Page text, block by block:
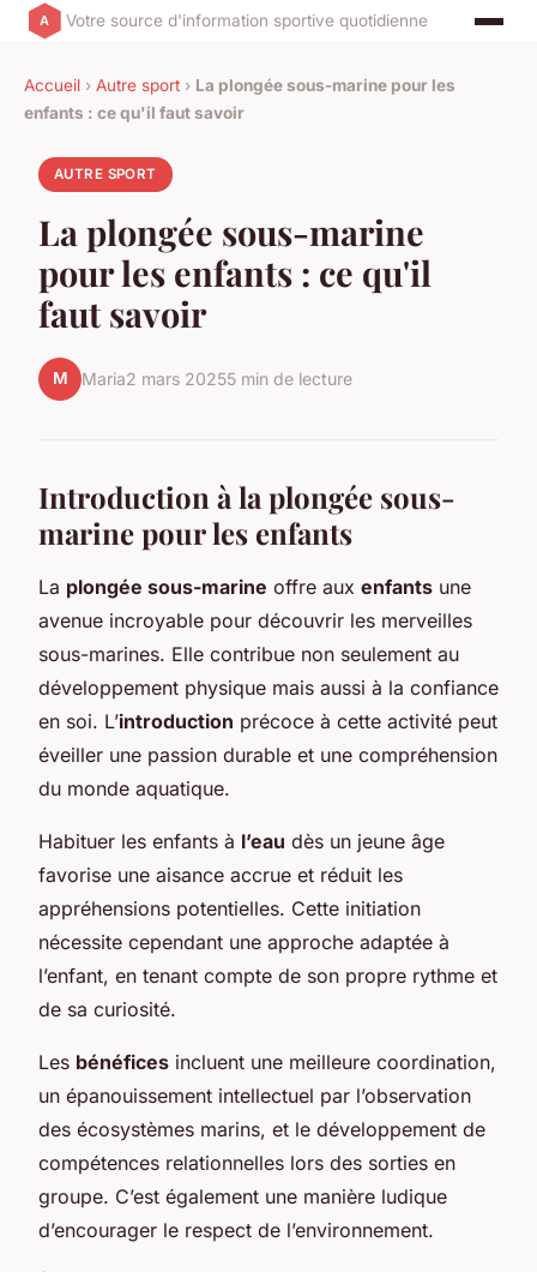
Votre source d'information sportive quotidienne
Accueil › Autre sport › La plongée sous-marine pour les
enfants : ce qu'il faut savoir
AUTRE SPORT
La plongée sous-marine
pour les enfants : ce qu'il
faut savoir
M Maria2 mars 20255 min de lecture
Introduction à la plongée sous-
marine pour les enfants
La plongée sous-marine offre aux enfants une
avenue incroyable pour découvrir les merveilles
sous-marines. Elle contribue non seulement au
développement physique mais aussi à la confiance
en soi. L’introduction précoce à cette activité peut
éveiller une passion durable et une compréhension
du monde aquatique.
Habituer les enfants à l’eau dès un jeune âge
favorise une aisance accrue et réduit les
appréhensions potentielles. Cette initiation
nécessite cependant une approche adaptée à
l’enfant, en tenant compte de son propre rythme et
de sa curiosité.
Les bénéfices incluent une meilleure coordination,
un épanouissement intellectuel par l’observation
des écosystèmes marins, et le développement de
compétences relationnelles lors des sorties en
groupe. C’est également une manière ludique
d’encourager le respect de l’environnement.